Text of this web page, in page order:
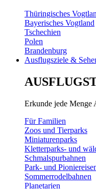
Thüringisches
Bayerisches Vogtland
Tschechien
Polen
Brandenburg
Ausflugsziele &
Erkunde jede Menge
Für Familien
Zoos und Tierparks
Miniaturenparks
Kletterparks- und
Schmalspurbahnen
Park- und
Sommerrodelbahnen
Planetarien